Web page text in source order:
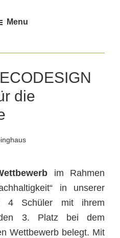
Menu
die
im Rahmen
in unserer
4 Schüler mit ihrem
3. Platz bei dem
Wettbewerb belegt. Mit